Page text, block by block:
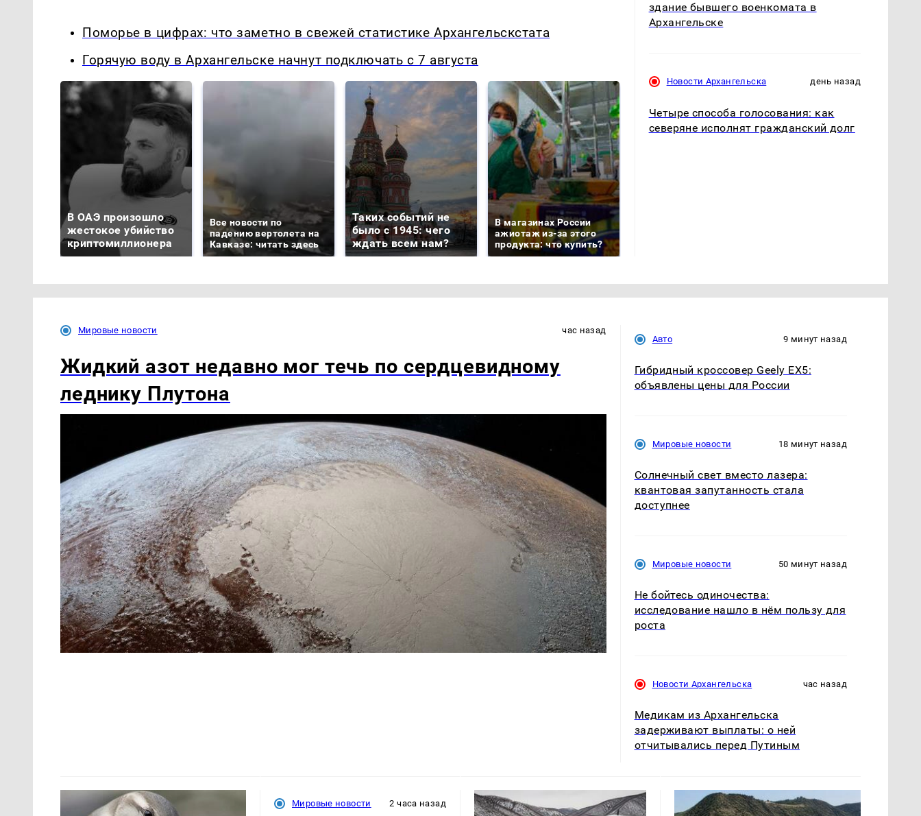
Поморье в цифрах: что заметно в свежей статистике Архангельскстата
Горячую воду в Архангельске начнут подключать с 7 августа
В ОАЭ произошло
жестокое убийство
криптомиллионера
Все новости по
падению вертолета на
Кавказе: читать здесь
Таких событий не
было с 1945: чего
ждать всем нам?
В магазинах России
ажиотаж из-за этого
продукта: что купить?
здание бывшего военкомата в
Архангельске
Новости Архангельска день назад
Четыре способа голосования: как
северяне исполнят гражданский долг
Мировые новости час назад
Жидкий азот недавно мог течь по сердцевидному
леднику Плутона
Авто 9 минут назад
Гибридный кроссовер Geely EX5:
объявлены цены для России
Мировые новости 18 минут назад
Солнечный свет вместо лазера:
квантовая запутанность стала
доступнее
Мировые новости 50 минут назад
Не бойтесь одиночества:
исследование нашло в нём пользу для
роста
Новости Архангельска час назад
Медикам из Архангельска
задерживают выплаты: о ней
отчитывались перед Путиным
Мировые новости 2 часа назад